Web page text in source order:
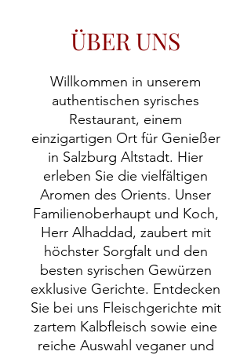
ÜBER UNS
Willkommen in unserem
authentischen syrisches
Restaurant, einem
einzigartigen Ort für Genießer
in Salzburg Altstadt. Hier
erleben Sie die vielfältigen
Aromen des Orients. Unser
Familienoberhaupt und Koch,
Herr Alhaddad, zaubert mit
höchster Sorgfalt und den
besten syrischen Gewürzen
exklusive Gerichte. Entdecken
Sie bei uns Fleischgerichte mit
zartem Kalbfleisch sowie eine
reiche Auswahl veganer und